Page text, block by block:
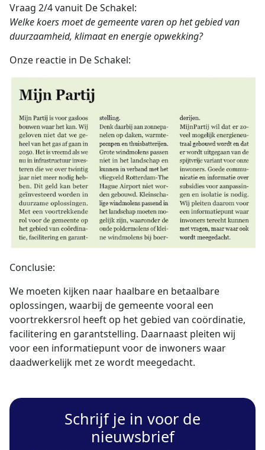
Vraag 2/4 vanuit De Schakel:
Welke koers moet de gemeente varen op het gebied van
duurzaamheid, klimaat en energie opwekking?
Onze reactie in De Schakel:
Conclusie:
We moeten kijken naar haalbare en betaalbare
oplossingen, waarbij de gemeente vooral een
voortrekkersrol heeft op het gebied van coördinatie,
facilitering en garantstelling. Daarnaast pleiten wij
voor een informatiepunt voor de inwoners waar
daadwerkelijk met ze wordt meegedacht.
Schrijf je in voor de
nieuwsbrief